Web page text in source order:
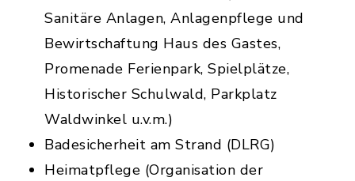
Sanitäre Anlagen, Anlagenpflege und
Bewirtschaftung Haus des Gastes,
Promenade Ferienpark, Spielplätze,
Historischer Schulwald, Parkplatz
Waldwinkel u.v.m.)
Badesicherheit am Strand (DLRG)
Heimatpflege (Organisation der